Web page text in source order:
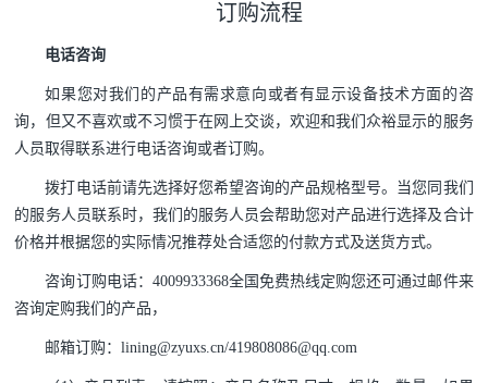
订购流程
电话咨询
如果您对我们的产品有需求意向或者有显示设备技术方面的咨
询，但又不喜欢或不习惯于在网上交谈，欢迎和我们众裕显示的服务
人员取得联系进行电话咨询或者订购。
拨打电话前请先选择好您希望咨询的产品规格型号。当您同我们
的服务人员联系时，我们的服务人员会帮助您对产品进行选择及合计
价格并根据您的实际情况推荐处合适您的付款方式及送货方式。
咨询订购电话： 4009933368全国免费热线定购您还可通过邮件来
咨询定购我们的产品，
邮箱订购：lining@zyuxs.cn/419808086@qq.com